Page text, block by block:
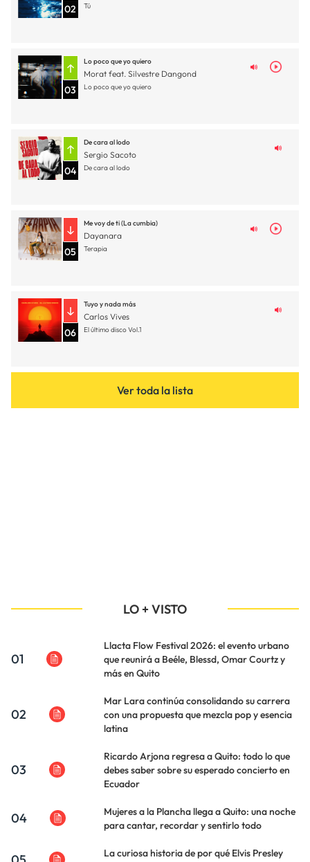
02 Tú
03
Lo poco que yo quiero
Morat feat. Silvestre Dangond
Lo poco que yo quiero
04
De cara al lodo
Sergio Sacoto
De cara al lodo
05
Me voy de ti (La cumbia)
Dayanara
Terapia
06
Tuyo y nada más
Carlos Vives
El último disco Vol.1
Ver toda la lista
LO + VISTO
01
Llacta Flow Festival 2026: el evento urbano
que reunirá a Beéle, Blessd, Omar Courtz y
más en Quito
02
Mar Lara continúa consolidando su carrera
con una propuesta que mezcla pop y esencia
latina
03
Ricardo Arjona regresa a Quito: todo lo que
debes saber sobre su esperado concierto en
Ecuador
04
Mujeres a la Plancha llega a Quito: una noche
para cantar, recordar y sentirlo todo
La curiosa historia de por qué Elvis Presley